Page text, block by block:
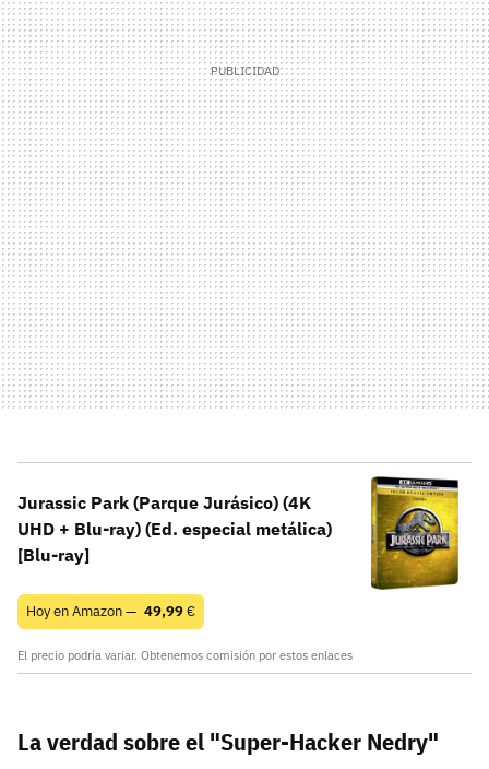
Jurassic Park (Parque Jurásico) (4K
UHD + Blu-ray) (Ed. especial metálica)
[Blu-ray]
Hoy en Amazon — 49,99€
El precio podría variar. Obtenemos comisión por estos enlaces
La verdad sobre el "Super-Hacker Nedry"